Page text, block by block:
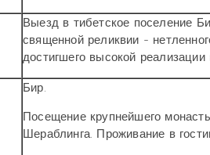
Выезд в тибетское поселение
священной реликвии -
достигшего высокой реализации
Бир.
Посещение крупнейшего
Шераблинга. Проживание в